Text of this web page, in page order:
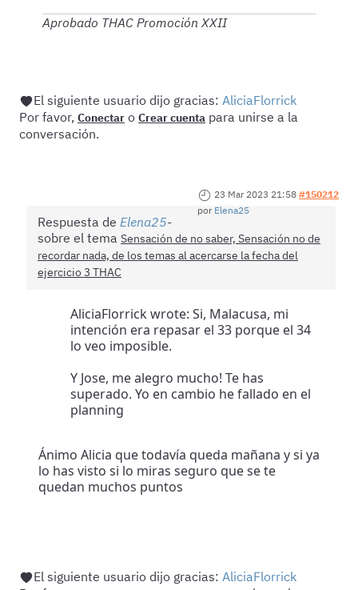
Aprobado THAC Promoción XXII
El siguiente usuario dijo gracias: AliciaFlorrick
Por favor, Conectar o Crear cuenta para unirse a la
conversación.
23 Mar 2023 21:58 #150212
por Elena25
Respuesta de Elena25
sobre el tema Sensación de no saber, Sensación no de
recordar nada, de los temas al acercarse la fecha del
ejercicio 3 THAC
AliciaFlorrick wrote: Si, Malacusa, mi
intención era repasar el 33 porque el 34
lo veo imposible.
Y Jose, me alegro mucho! Te has
superado. Yo en cambio he fallado en el
planning
Ánimo Alicia que todavía queda mañana y si ya
lo has visto si lo miras seguro que se te
quedan muchos puntos
El siguiente usuario dijo gracias: AliciaFlorrick